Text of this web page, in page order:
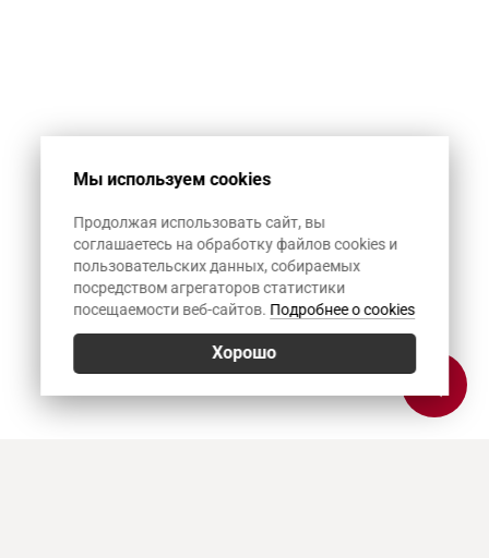
Мы используем cookies
Продолжая использовать сайт, вы
соглашаетесь на обработку файлов cookies и
пользовательских данных, собираемых
посредством агрегаторов статистики
посещаемости веб-сайтов. Подробнее о cookies
Хорошо